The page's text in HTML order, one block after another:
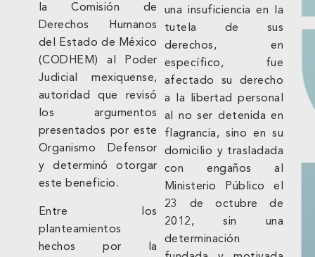
la Comisión de
Derechos Humanos
del Estado de México
(CODHEM) al Poder
Judicial mexiquense,
autoridad que revisó
los argumentos
presentados por este
Organismo Defensor
y determinó otorgar
este beneficio.
Entre los
planteamientos
hechos por la
una insuficiencia en la
tutela de sus
derechos, en
específico, fue
afectado su derecho
a la libertad personal
al no ser detenida en
flagrancia, sino en su
domicilio y trasladada
con engaños al
Ministerio Público el
23 de octubre de
2012, sin una
determinación